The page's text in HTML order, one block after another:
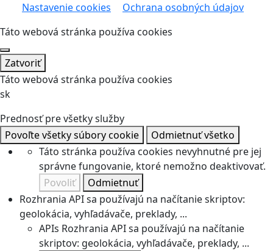
Nastavenie cookies
Ochrana osobných údajov
Táto webová stránka používa cookies
Zatvoriť
Táto webová stránka používa cookies
sk
Prednosť pre všetky služby
Povoľte všetky súbory cookie
Odmietnuť všetko
Táto stránka používa cookies nevyhnutné pre jej
správne fungovanie, ktoré nemožno deaktivovať.
Povoliť
Odmietnuť
Rozhrania API sa používajú na načítanie skriptov:
geolokácia, vyhľadávače, preklady, ...
APIs Rozhrania API sa používajú na načítanie
skriptov: geolokácia, vyhľadávače, preklady, ...